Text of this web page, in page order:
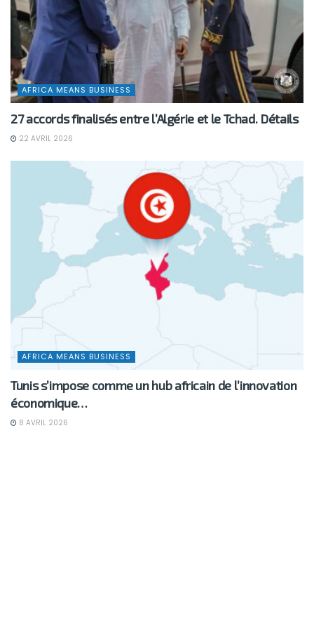
AFRICA MEANS BUSINESS
27 accords finalisés entre l’Algérie et le Tchad. Détails
22 AVRIL 2026
AFRICA MEANS BUSINESS
Tunis s’impose comme un hub africain de l’innovation
économique…
8 AVRIL 2026